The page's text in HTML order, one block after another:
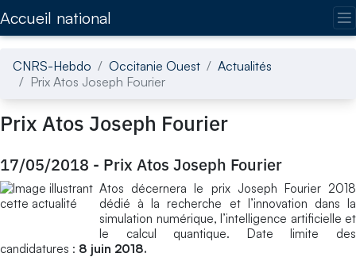
Accueil national
CNRS-Hebdo Occitanie Ouest
Actualités
Prix Atos Joseph Fourier
Prix Atos Joseph Fourier
17/05/2018 - Prix Atos Joseph Fourier
Atos décernera le prix Joseph Fourier 2018
dédié à la recherche et l’innovation dans la
simulation numérique, l’intelligence artificielle et
le calcul quantique. Date limite des
candidatures : 8 juin 2018.